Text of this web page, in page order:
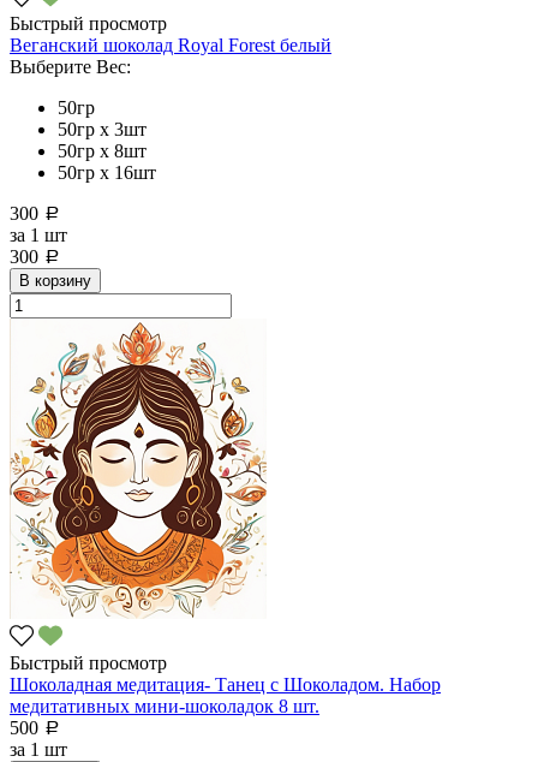
Быстрый просмотр
Веганский шоколад Royal Forest белый
Выберите Вес:
50гр
50гр х 3шт
50гр х 8шт
50гр х 16шт
300 a
за 1 шт
300 a
В корзину
Быстрый просмотр
Шоколадная медитация- Танец с Шоколадом. Набор
медитативных мини-шоколадок 8 шт.
500 a
за 1 шт